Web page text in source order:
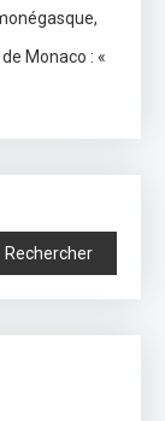
Monaco : «
Rechercher